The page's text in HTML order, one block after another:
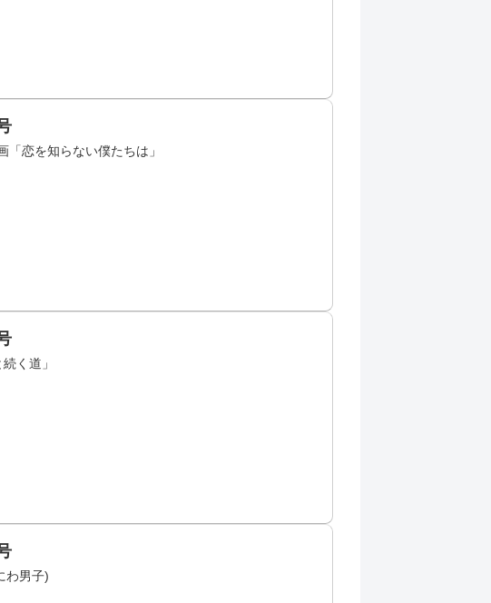
恋を知らない僕たちは」
く道」
わ男子)